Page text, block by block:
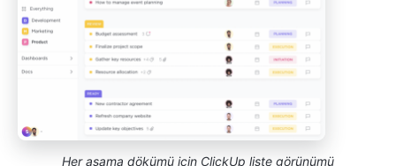
Her aşama dökümü için ClickUp liste görünümü